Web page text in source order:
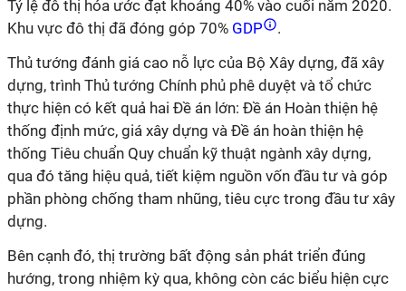
Tỷ lệ đô thị hóa ước đạt khoảng 40% vào cuối năm 2020.
Khu vực đô thị đã đóng góp 70% GDP
.
Thủ tướng đánh giá cao nỗ lực của Bộ Xây dựng, đã xây
dựng, trình Thủ tướng Chính phủ phê duyệt và tổ chức
thực hiện có kết quả hai Đề án lớn: Đề án Hoàn thiện hệ
thống định mức, giá xây dựng và Đề án hoàn thiện hệ
thống Tiêu chuẩn Quy chuẩn kỹ thuật ngành xây dựng,
qua đó tăng hiệu quả, tiết kiệm nguồn vốn đầu tư và góp
phần phòng chống tham nhũng, tiêu cực trong đầu tư xây
dựng.
Bên cạnh đó, thị trường bất động sản phát triển đúng
hướng, trong nhiệm kỳ qua, không còn các biểu hiện cực